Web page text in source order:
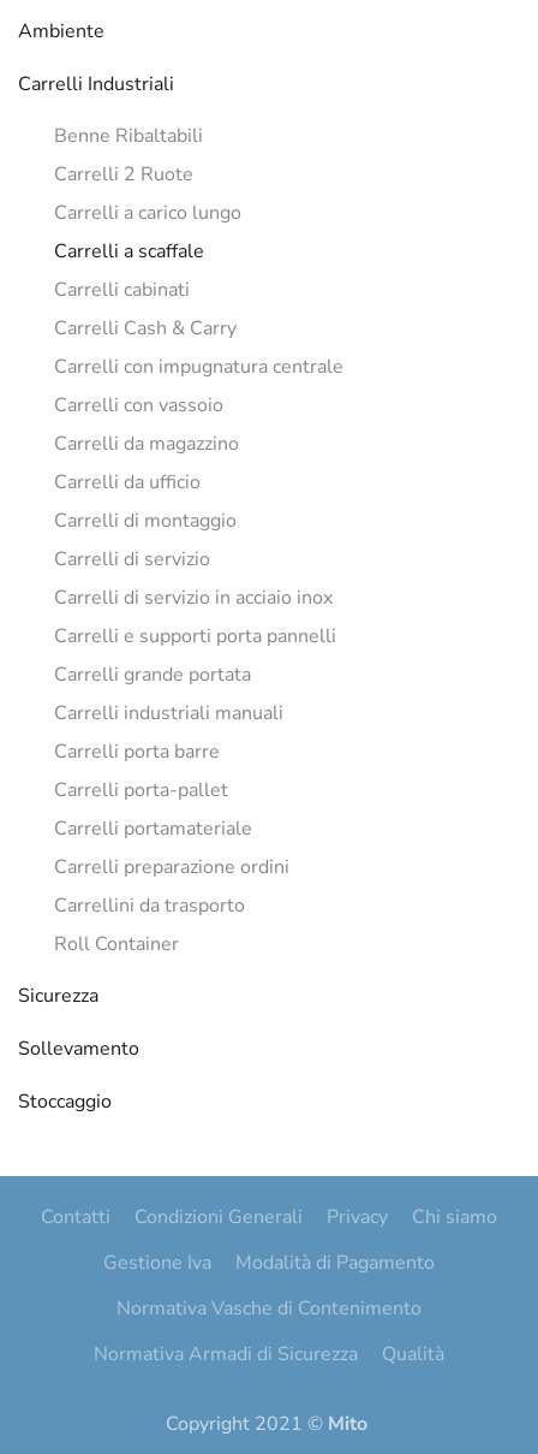
Ambiente
Carrelli Industriali
Benne Ribaltabili
Carrelli 2 Ruote
Carrelli a carico lungo
Carrelli a scaffale
Carrelli cabinati
Carrelli Cash & Carry
Carrelli con impugnatura centrale
Carrelli con vassoio
Carrelli da magazzino
Carrelli da ufficio
Carrelli di montaggio
Carrelli di servizio
Carrelli di servizio in acciaio inox
Carrelli e supporti porta pannelli
Carrelli grande portata
Carrelli industriali manuali
Carrelli porta barre
Carrelli porta-pallet
Carrelli portamateriale
Carrelli preparazione ordini
Carrellini da trasporto
Roll Container
Sicurezza
Sollevamento
Stoccaggio
Contatti Condizioni Generali Privacy
Chi siamo
Gestione Iva
Modalità di Pagamento
Normativa Vasche di Contenimento
Normativa Armadi di Sicurezza
Qualità
Copyright 2021 © Mito